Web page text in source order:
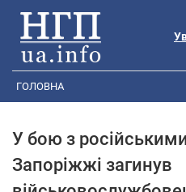
ГОЛОВНА
У бою з
Запоріжжі загинув